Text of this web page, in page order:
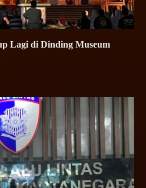
Lagi di Dinding Museum